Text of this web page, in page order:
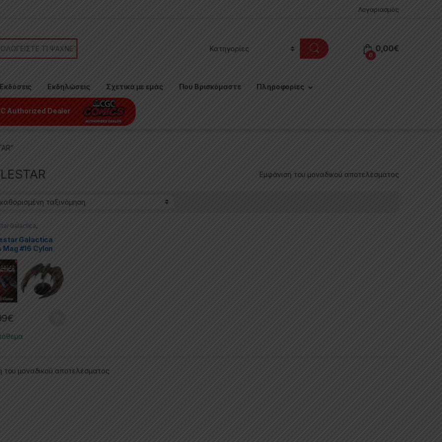
Λογαριασμός
0
0,00€
Εκδόσεις Εκδηλώσεις Σχετικά με εμάς Που Βρισκόμαστε Πληροφορίες
Authorized Dealer
Εμφάνιση του μοναδικού αποτελέσματος
Galactica,
& TV Series
Galactica
Mag #16 Cylon
€
του μοναδικού αποτελέσματος